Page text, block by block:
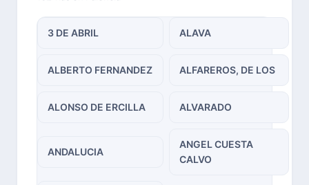
3 DE ABRIL ALAVA
ALBERTO FERNANDEZ ALFAREROS, DE LOS
ALONSO DE ERCILLA ALVARADO
ANDALUCIA
ANGEL CUESTA
CALVO